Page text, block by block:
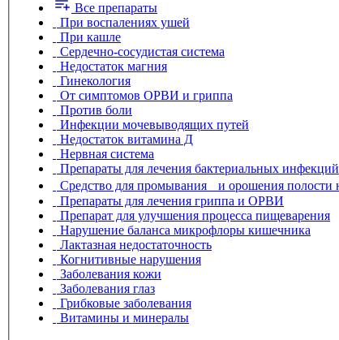
Все препараты
При воспалениях ушей
При кашле
Сердечно-сосудистая система
Недостаток магния
Гинекология
От симптомов ОРВИ и гриппа
Против боли
Инфекции мочевыводящих путей
Недостаток витамина Д
Нервная система
Препараты для лечения бактериальных инфекций
Препараты для лечения гриппа и ОРВИ
Препарат для улучшения процесса пищеварения
Нарушение баланса микрофлоры кишечника
Лактазная недостаточность
Когнитивные нарушения
Заболевания кожи
Заболевания глаз
Грибковые заболевания
Витамины и минералы